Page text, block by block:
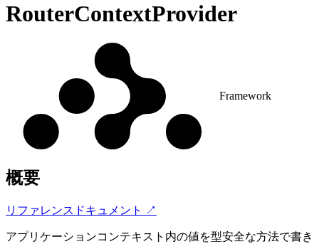
RouterContextProvider
Framework
概要
リファレンスドキュメント ↗
アプリケーションコンテキスト内の値を型安全な方法で書き